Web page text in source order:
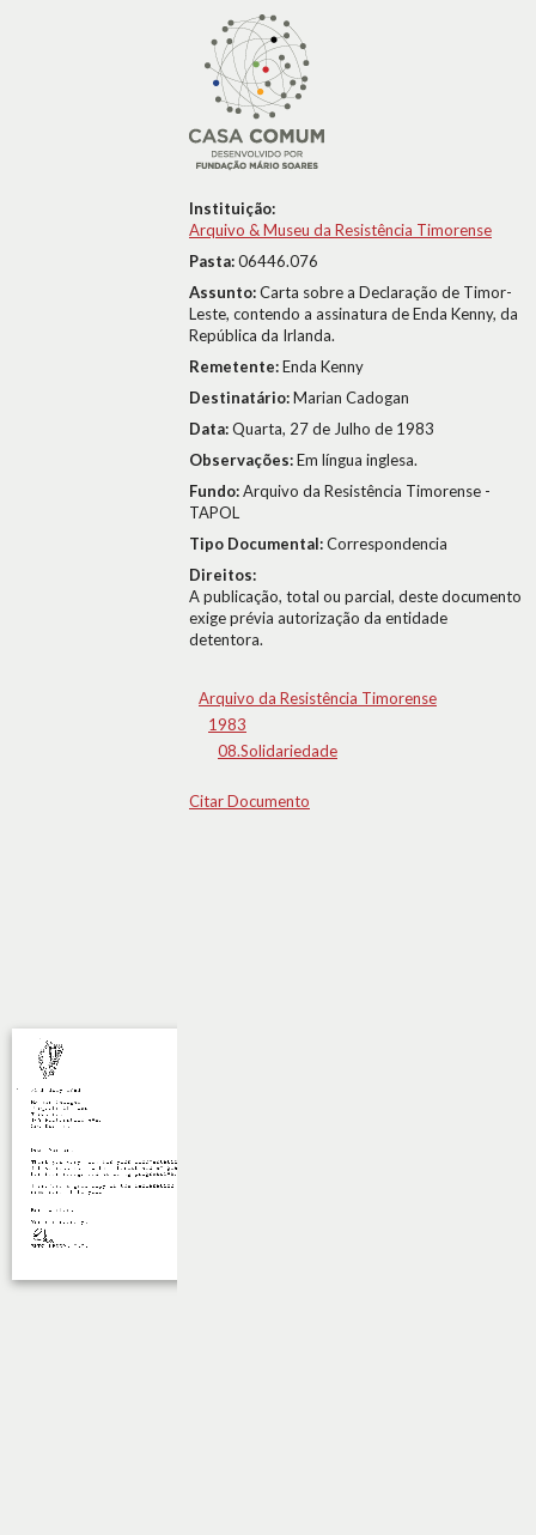
Instituição:
Arquivo & Museu da Resistência Timorense
Pasta:06446.076
Assunto:Carta sobre a Declaração de Timor-
Leste, contendo a assinatura de Enda Kenny, da
República da Irlanda.
Remetente:Enda Kenny
Destinatário:Marian Cadogan
Data:Quarta, 27 de Julho de 1983
Observações:Em língua inglesa.
Fundo:Arquivo da Resistência Timorense -
TAPOL
Tipo Documental:Correspondencia
Direitos:
A publicação, total ou parcial, deste documento
exige prévia autorização da entidade
detentora.
Arquivo da Resistência Timorense
1983
08.Solidariedade
Citar Documento